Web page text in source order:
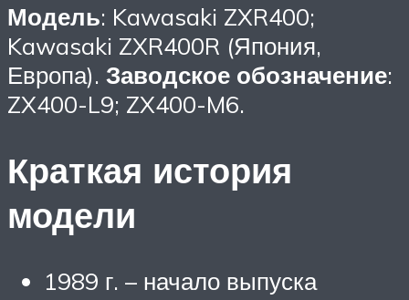
Модель: Kawasaki ZXR400;
Kawasaki ZXR400R (Япония,
Европа). Заводское обозначение:
ZX400-L9; ZX400-M6.
Краткая история
модели
1989 г. – начало выпуска